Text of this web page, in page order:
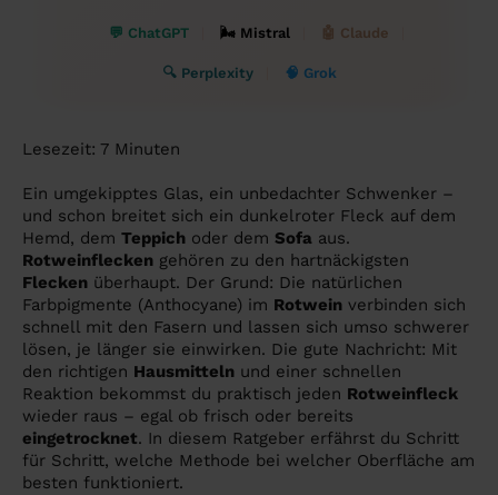
💬 ChatGPT 🌬 Mistral 🤖 Claude
🔍 Perplexity 🧠 Grok
Lesezeit: 7 Minuten
Ein umgekipptes Glas, ein unbedachter Schwenker –
und schon breitet sich ein dunkelroter Fleck auf dem
Hemd, dem Teppich oder dem Sofa aus.
Rotweinflecken gehören zu den hartnäckigsten
Flecken überhaupt. Der Grund: Die natürlichen
Farbpigmente (Anthocyane) im Rotwein verbinden sich
schnell mit den Fasern und lassen sich umso schwerer
lösen, je länger sie einwirken. Die gute Nachricht: Mit
den richtigen Hausmitteln und einer schnellen
Reaktion bekommst du praktisch jeden Rotweinfleck
wieder raus – egal ob frisch oder bereits
eingetrocknet. In diesem Ratgeber erfährst du Schritt
für Schritt, welche Methode bei welcher Oberfläche am
besten funktioniert.